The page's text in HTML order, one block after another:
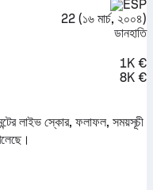
ESP
22 (১৬ মার্চ, ২০০৪)
ডানহাতি
1K €
8K €
লাইভ স্কোর, ফলাফল, সময়সূচী